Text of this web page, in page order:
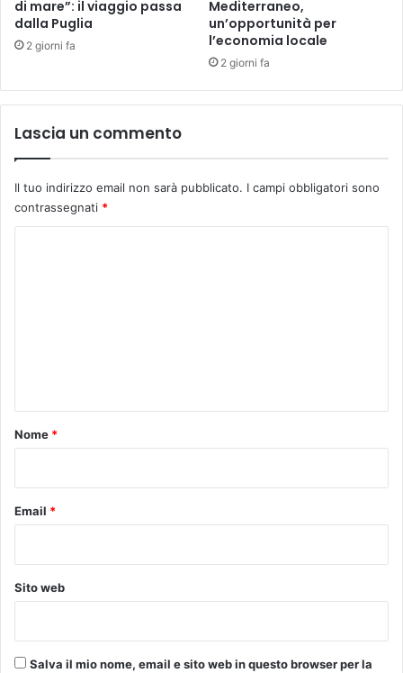
di mare”: il viaggio passa
dalla Puglia
2 giorni fa
Mediterraneo,
un’opportunità per
l’economia locale
2 giorni fa
Lascia un commento
Il tuo indirizzo email non sarà pubblicato. I campi obbligatori sono
contrassegnati *
o
Nome *
Email *
Sito web
Salva il mio nome, email e sito web in questo browser per la